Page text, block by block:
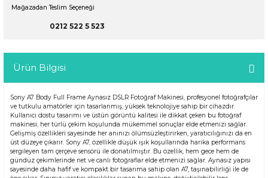
Mağazadan Teslim Seçeneği
0212 522 5 523
Ürün Bilgisi
Sony A7 Body Full Frame Aynasız DSLR Fotoğraf Makinesi, profesyonel fotoğrafçılar
ve tutkulu amatörler için tasarlanmış, yüksek teknolojiye sahip bir cihazdır.
Kullanıcı dostu tasarımı ve üstün görüntü kalitesi ile dikkat çeken bu fotoğraf
makinesi, her türlü çekim koşulunda mükemmel sonuçlar elde etmenizi sağlar.
Gelişmiş özellikleri sayesinde her anınızı ölümsüzleştirirken, yaratıcılığınızı da en
üst düzeye çıkarır. Sony A7, özellikle düşük ışık koşullarında harika performans
sergileyen tam çerçeve sensörü ile donatılmıştır. Bu özellik, hem gece hem de
gündüz çekimlerinde net ve canlı fotoğraflar elde etmenizi sağlar. Aynasız yapısı
sayesinde daha hafif ve kompakt bir tasarıma sahip olan A7, taşınabilirliği ile de